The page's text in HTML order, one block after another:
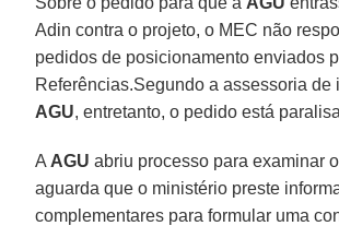
Adin contra o projeto, o MEC não
pedidos de posicionamento enviados
Referências.Segundo a assessoria de
AGU, entretanto, o pedido está
A AGU abriu processo para examinar
aguarda que o ministério preste
complementares para formular uma